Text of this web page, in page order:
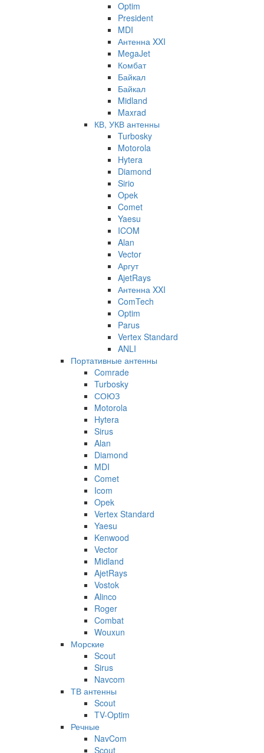
Optim
President
MDI
Антенна XXI
MegaJet
Комбат
Байкал
Байкал
Midland
Maxrad
КВ, УКВ антенны
Turbosky
Motorola
Hytera
Diamond
Sirio
Opek
Comet
Yaesu
ICOM
Alan
Vector
Аргут
AjetRays
Антенна XXI
ComTech
Optim
Parus
Vertex Standard
ANLI
Портативные антенны
Comrade
Turbosky
СОЮЗ
Motorola
Hytera
Sirus
Alan
Diamond
MDI
Comet
Icom
Opek
Vertex Standard
Yaesu
Kenwood
Vector
Midland
AjetRays
Vostok
Alinco
Roger
Combat
Wouxun
Морские
Scout
Sirus
Navcom
ТВ антенны
Scout
TV-Optim
Речные
NavCom
Scout